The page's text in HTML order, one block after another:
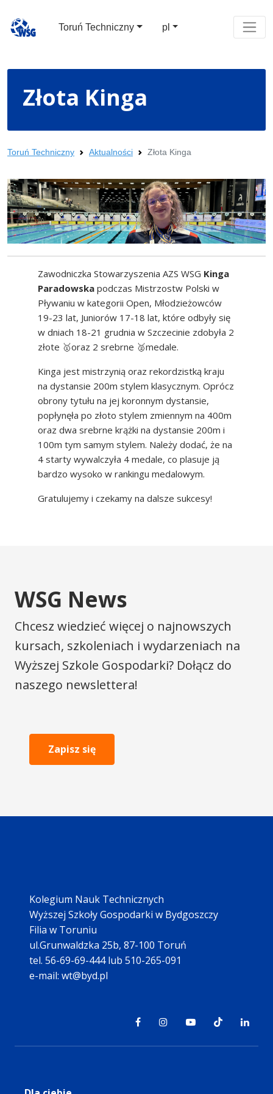
Toruń Techniczny pl
Złota Kinga
Toruń Techniczny Aktualności Złota Kinga
Zawodniczka Stowarzyszenia AZS WSG Kinga
Paradowska podczas Mistrzostw Polski w
Pływaniu w kategorii Open, Młodzieżowców
19-23 lat, Juniorów 17-18 lat, które odbyły się
w dniach 18-21 grudnia w Szczecinie zdobyła 2
złote 🥇oraz 2 srebrne 🥈medale.
Kinga jest mistrzynią oraz rekordzistką kraju
na dystansie 200m stylem klasycznym. Oprócz
obrony tytułu na jej koronnym dystansie,
popłynęła po złoto stylem zmiennym na 400m
oraz dwa srebrne krążki na dystansie 200m i
100m tym samym stylem. Należy dodać, że na
4 starty wywalczyła 4 medale, co plasuje ją
bardzo wysoko w rankingu medalowym.
Gratulujemy i czekamy na dalsze sukcesy!
WSG News
Chcesz wiedzieć więcej o najnowszych
kursach, szkoleniach i wydarzeniach na
Wyższej Szkole Gospodarki? Dołącz do
naszego newslettera!
Zapisz się
Kolegium Nauk Technicznych
Wyższej Szkoły Gospodarki w Bydgoszczy
Filia w Toruniu
ul.Grunwaldzka 25b, 87-100 Toruń
tel. 56-69-69-444 lub 510-265-091
e-mail: wt@byd.pl